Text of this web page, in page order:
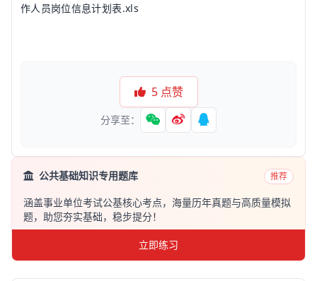
作人员岗位信息计划表.xls
5 点赞
分享至：
公共基础知识专用题库 推荐
涵盖事业单位考试公基核心考点，海量历年真题与高质量模拟
题，助您夯实基础，稳步提分！
立即练习